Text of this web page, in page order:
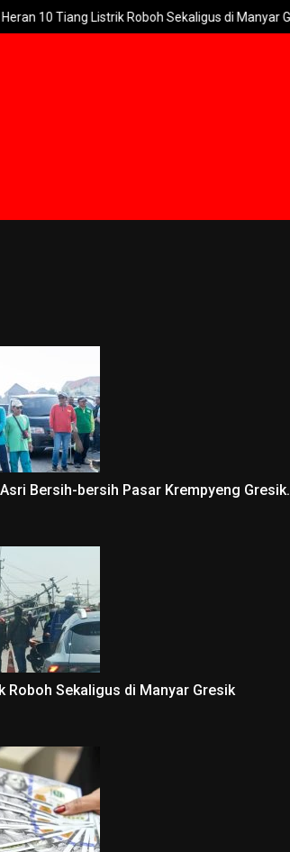
Listrik Roboh Sekaligus di Manyar Gresik
Bersih-bersih Pasar Krempyeng Gresik.
Roboh Sekaligus di Manyar Gresik